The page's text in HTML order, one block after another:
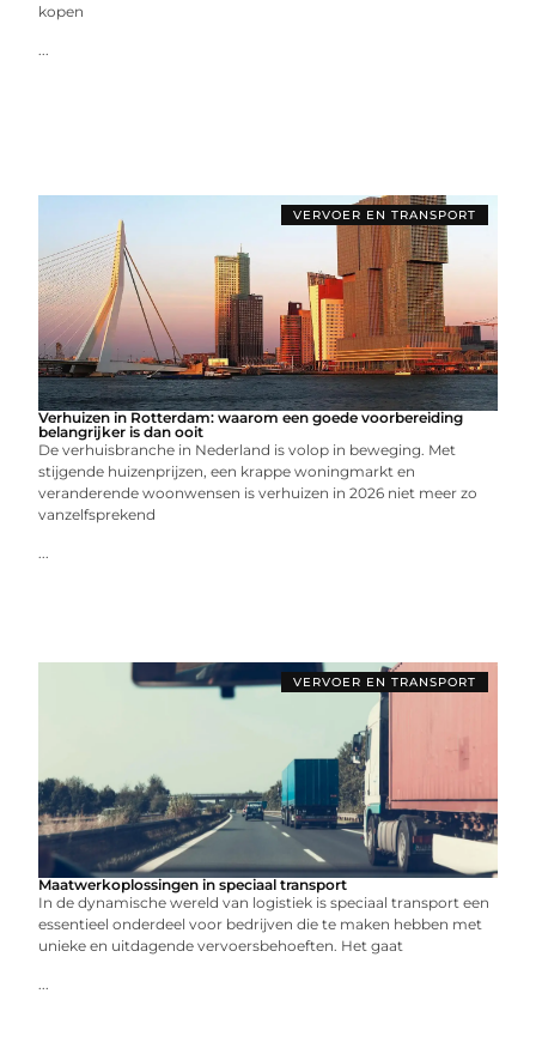
kopen
...
VERVOER EN TRANSPORT
Verhuizen in Rotterdam: waarom een goede voorbereiding
belangrijker is dan ooit
De verhuisbranche in Nederland is volop in beweging. Met
stijgende huizenprijzen, een krappe woningmarkt en
veranderende woonwensen is verhuizen in 2026 niet meer zo
vanzelfsprekend
...
VERVOER EN TRANSPORT
Maatwerkoplossingen in speciaal transport
In de dynamische wereld van logistiek is speciaal transport een
essentieel onderdeel voor bedrijven die te maken hebben met
unieke en uitdagende vervoersbehoeften. Het gaat
...